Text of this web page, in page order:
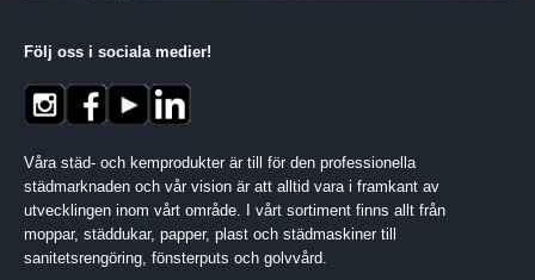
Följ oss i sociala medier!
Våra städ- och kemprodukter är till för den professionella
städmarknaden och vår vision är att alltid vara i framkant av
utvecklingen inom vårt område. I vårt sortiment finns allt från
moppar, städdukar, papper, plast och städmaskiner till
sanitetsrengöring, fönsterputs och golvvård.